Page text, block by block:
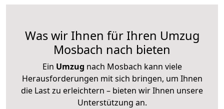
Was wir Ihnen für Ihren Umzug
Mosbach nach bieten
Ein Umzug nach Mosbach kann viele
Herausforderungen mit sich bringen, um Ihnen
die Last zu erleichtern – bieten wir Ihnen unsere
Unterstützung an.